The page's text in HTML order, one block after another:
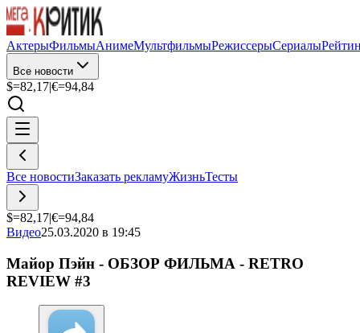
АктерыФильмыАнимеМультфильмыРежиссерыСериалы
Все новости
$=82,17|€=94,84
Все новостиЗаказать рекламуЖизньТесты
$=82,17|€=94,84
Видео25.03.2020 в 19:45
Майор Пэйн - ОБЗОР ФИЛЬМА - RETRO
REVIEW #3